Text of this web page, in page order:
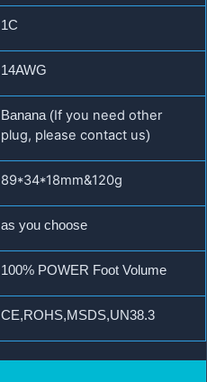
1C
14AWG
Banana (If you need other
plug, please contact us)
89*34*18mm&120g
as you choose
100% POWER Foot Volume
CE,ROHS,MSDS,UN38.3